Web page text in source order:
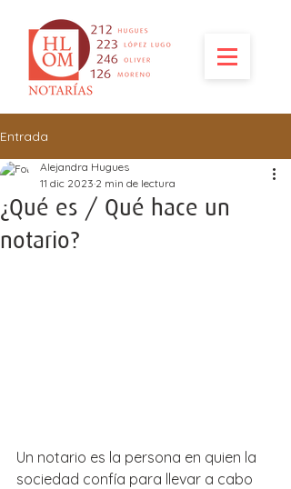
Entrada
¿Qué es / Qué hace un
notario?
Alejandra Hugues
11 dic 2023 2 min de lectura
Un notario es la persona en quien la
sociedad confía para llevar a cabo